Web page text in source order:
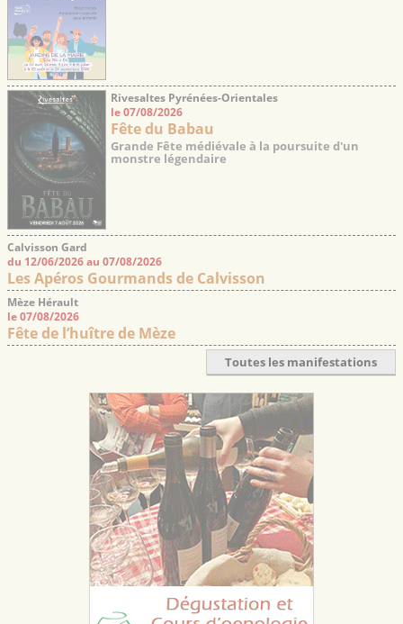
Rivesaltes Pyrénées-Orientales
le 07/08/2026
Fête du Babau
Grande Fête médiévale à la poursuite d'un
monstre légendaire
Calvisson Gard
du 12/06/2026 au 07/08/2026
Les Apéros Gourmands de Calvisson
Mèze Hérault
le 07/08/2026
Fête de l’huître de Mèze
Toutes les manifestations